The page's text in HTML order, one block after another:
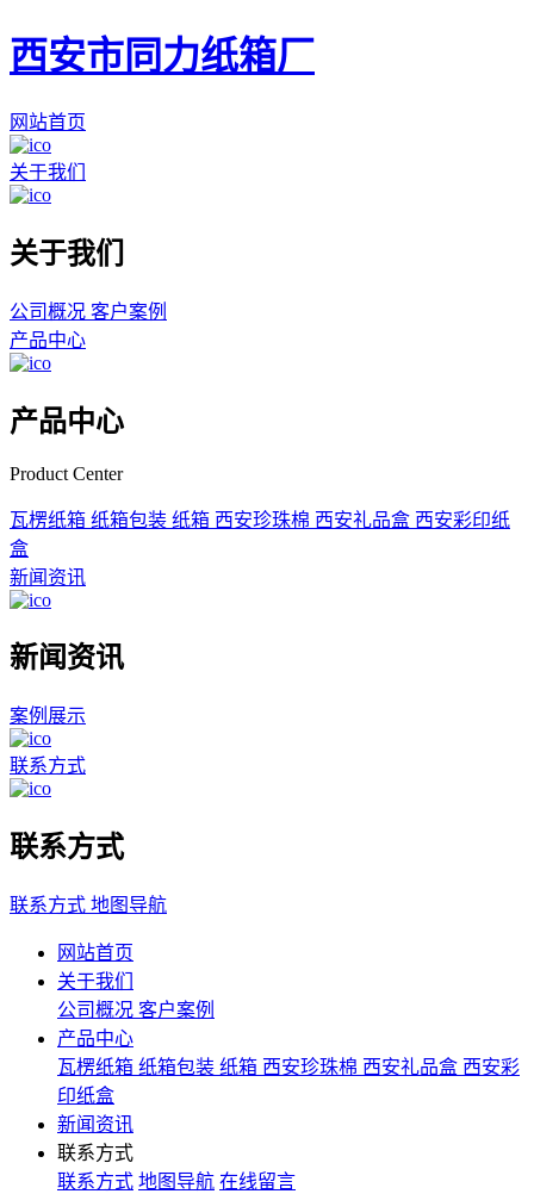
西安市同力纸箱厂
网站首页
关于我们
关于我们
公司概况 客户案例
产品中心
产品中心
Product Center
瓦楞纸箱 纸箱包装 纸箱 西安珍珠棉 西安礼品盒 西安彩印纸
盒
新闻资讯
新闻资讯
案例展示
联系方式
联系方式
联系方式 地图导航
网站首页
关于我们
公司概况 客户案例
产品中心
瓦楞纸箱 纸箱包装 纸箱 西安珍珠棉 西安礼品盒 西安彩
印纸盒
新闻资讯
联系方式
联系方式 地图导航 在线留言